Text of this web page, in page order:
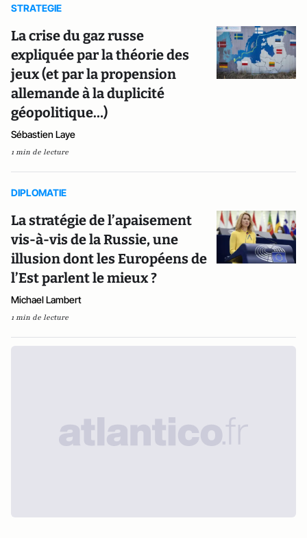
STRATEGIE
La crise du gaz russe
expliquée par la théorie des
jeux (et par la propension
allemande à la duplicité
géopolitique…)
Sébastien Laye
1 min de lecture
DIPLOMATIE
La stratégie de l’apaisement
vis-à-vis de la Russie, une
illusion dont les Européens de
l’Est parlent le mieux ?
Michael Lambert
1 min de lecture